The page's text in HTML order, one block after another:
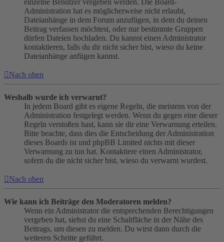
Administration hat es möglicherweise nicht erlaubt,
Dateianhänge in dem Forum anzufügen, in dem du deinen
Beitrag verfassen möchtest, oder nur bestimmte Gruppen
dürfen Dateien hochladen. Du kannst einen Administrator
kontaktieren, falls du dir nicht sicher bist, wieso du keine
Dateianhänge anfügen kannst.
Nach oben
Weshalb wurde ich verwarnt?
In jedem Board gibt es eigene Regeln, die meistens von der
Administration festgelegt werden. Wenn du gegen eine dieser
Regeln verstoßen hast, kann sie dir eine Verwarnung erteilen.
Bitte beachte, dass dies die Entscheidung der Administration
dieses Boards ist und phpBB Limited nichts mit dieser
Verwarnung zu tun hat. Kontaktiere einen Administrator,
sofern du die nicht sicher bist, wieso du verwarnt wurdest.
Nach oben
Wie kann ich Beiträge den Moderatoren melden?
Wenn ein Administrator die entsprechenden Berechtigungen
vergeben hat, siehst du eine Schaltfläche in der Nähe des
Beitrags, um diesen zu melden. Du wirst dann durch die
weiteren Schritte geführt.